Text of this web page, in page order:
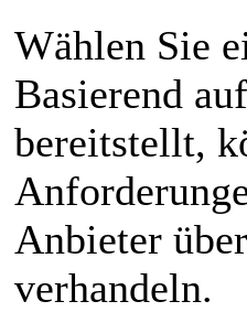
Wählen Sie
Basierend
bereitstellt,
Anbieter
verhandeln.